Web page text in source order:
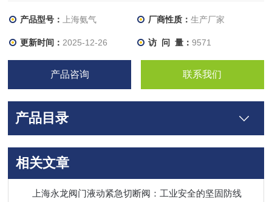
产品型号：
上海氨气 厂商性质： 生产厂家
更新时间： 2025-12-26 访 问 量： 9571
产品咨询 联系我们
产品目录
相关文章
上海永龙阀门液动紧急切断阀：工业安全的坚固防线​